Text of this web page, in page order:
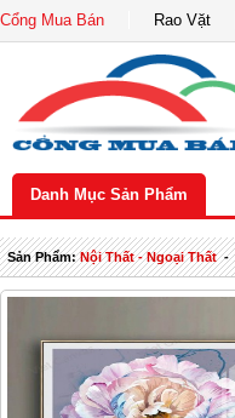
Cổng Mua Bán Rao Vặt
Danh Mục Sản Phẩm
Sản Phẩm:Nội Thất - Ngoại Thất